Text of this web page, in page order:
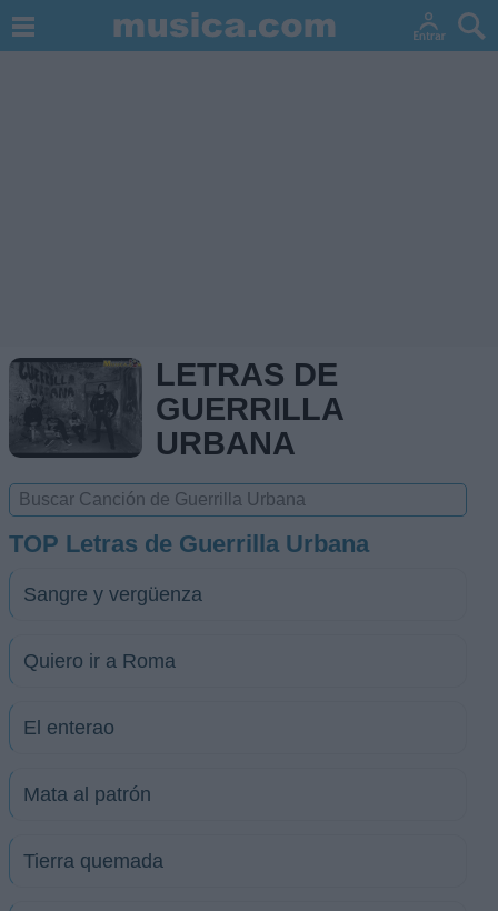
LETRAS DE
GUERRILLA
URBANA
TOP Letras de Guerrilla Urbana
Sangre y vergüenza
Quiero ir a Roma
El enterao
Mata al patrón
Tierra quemada